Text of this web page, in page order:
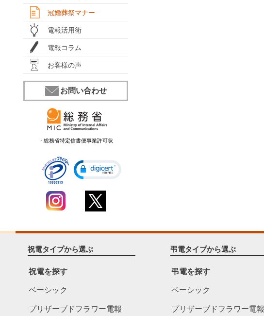
冠婚葬祭マナー
電報活用術
電報コラム
お客様の声
お問い合わせ
・総務省特定信書便事業許可状
祝電タイプから選ぶ
祝電を探す
ベーシック
プリザーブドフラワー電報
弔電タイプから選ぶ
弔電を探す
ベーシック
プリザーブドフラワー電報